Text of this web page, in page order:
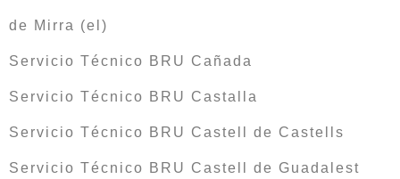
de Mirra (el)
Servicio Técnico BRU Cañada
Servicio Técnico BRU Castalla
Servicio Técnico BRU Castell de Castells
Servicio Técnico BRU Castell de Guadalest